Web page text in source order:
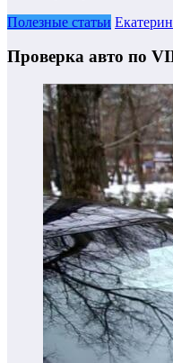
Полезные статьи
Проверка авто по